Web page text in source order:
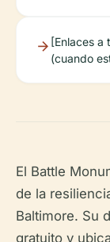
[Enlaces a
(cuando
El Battle
de la
Baltimore. Su
gratuito y